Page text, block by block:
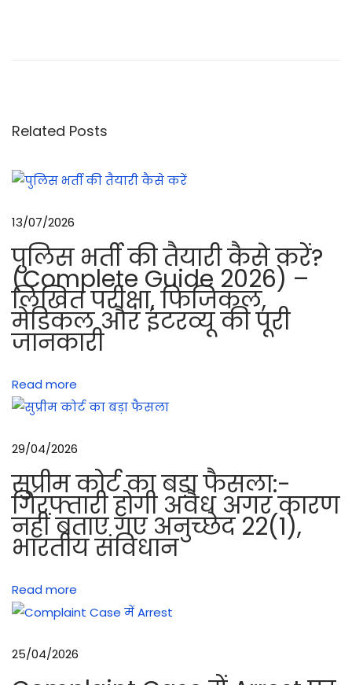
9
इ
का
इ
स्ते
मा
ल
औ
र
ख
खा
व
में
ध्या
न
र
ख
वा
Related Posts
13/07/2026
पुलिस भर्ती की तैयारी कैसे करें?
(Complete Guide 2026) –
लिखित परीक्षा, फिजिकल,
मेडिकल और इंटरव्यू की पूरी
जानकारी
Read more
29/04/2026
सुप्रीम कोर्ट का बड़ा फैसला:-
गिरफ्तारी होगी अवैध अगर कारण
नहीं बताए गए अनुच्छेद 22(1),
भारतीय संविधान
Read more
25/04/2026